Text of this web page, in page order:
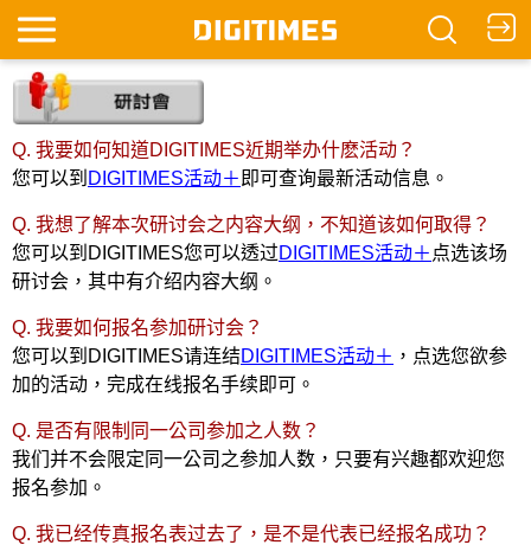
Q. 我要如何知道DIGITIMES近期举办什麽活动？
您可以到 DIGITIMES活动＋ 即可查询最新活动信息。
Q. 我想了解本次研讨会之内容大纲，不知道该如何取得？
您可以到DIGITIMES您可以透过DIGITIMES活动＋ 点选该场
研讨会，其中有介绍内容大纲。
Q. 我要如何报名参加研讨会？
您可以到DIGITIMES请连结DIGITIMES活动＋ ，点选您欲参
加的活动，完成在线报名手续即可。
Q. 是否有限制同一公司参加之人数？
我们并不会限定同一公司之参加人数，只要有兴趣都欢迎您
报名参加。
Q. 我已经传真报名表过去了，是不是代表已经报名成功？